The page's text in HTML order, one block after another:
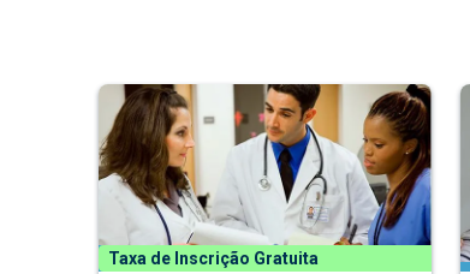
Taxa de Inscrição Gratuita